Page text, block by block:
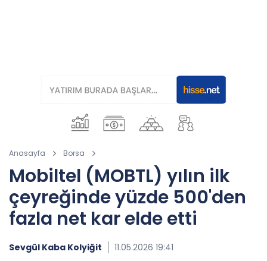
Anasayfa Borsa
Mobiltel (MOBTL) yılın ilk
çeyreğinde yüzde 500'den
fazla net kar elde etti
Sevgül Kaba Kolyiğit 11.05.2026 19:41